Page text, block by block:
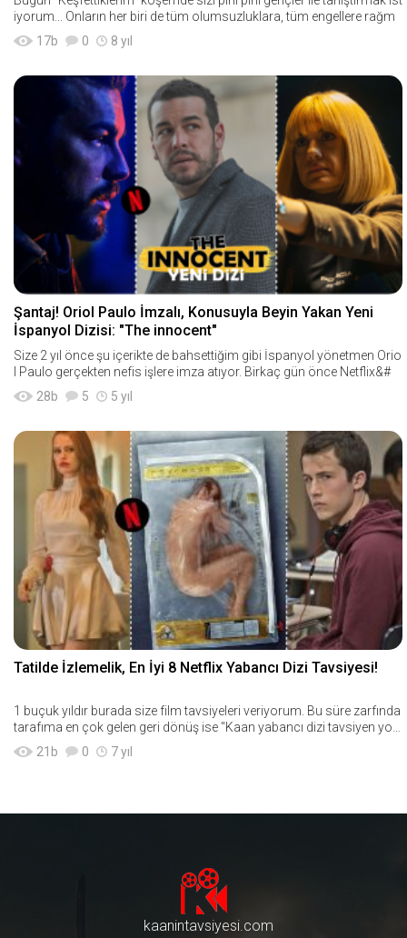
iyorum... Onların her biri de tüm olumsuzluklara, tüm engellere rağm
17b 0 8 yıl
Şantaj! Oriol Paulo İmzalı, Konusuyla Beyin Yakan Yeni
İspanyol Dizisi: "The innocent"
Size 2 yıl önce şu içerikte de bahsettiğim gibi İspanyol yönetmen Orio
l Paulo gerçekten nefis işlere imza atıyor. Birkaç gün önce Netflix&#
28b 5 5 yıl
Tatilde İzlemelik, En İyi 8 Netflix Yabancı Dizi Tavsiyesi!
1 buçuk yıldır burada size film tavsiyeleri veriyorum. Bu süre zarfında
tarafıma en çok gelen geri dönüş ise "Kaan yabancı dizi tavsiyen yok
mu?&q
21 b 0 7 yıl
kaanintavsiyesi.com